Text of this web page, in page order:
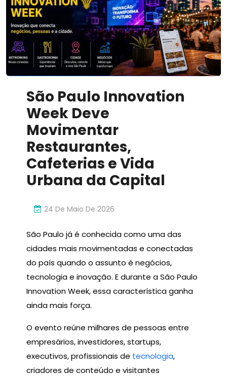
Inovador
São Paulo Innovation
Week Deve
Movimentar
Restaurantes,
Cafeterias e Vida
Urbana da Capital
24 De Maio De 2026
São Paulo já é conhecida como uma das
cidades mais movimentadas e conectadas
do país quando o assunto é negócios,
tecnologia e inovação. E durante a São Paulo
Innovation Week, essa característica ganha
ainda mais força.
O evento reúne milhares de pessoas entre
empresários, investidores, startups,
executivos, profissionais de tecnologia,
criadores de conteúdo e visitantes